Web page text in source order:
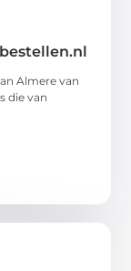
Almere van
die van